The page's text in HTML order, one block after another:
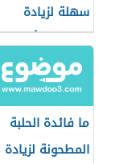
سهلة لزيادة
الوزن في أسبوع؟
ما فائدة الحلبة
المطحونة لزيادة